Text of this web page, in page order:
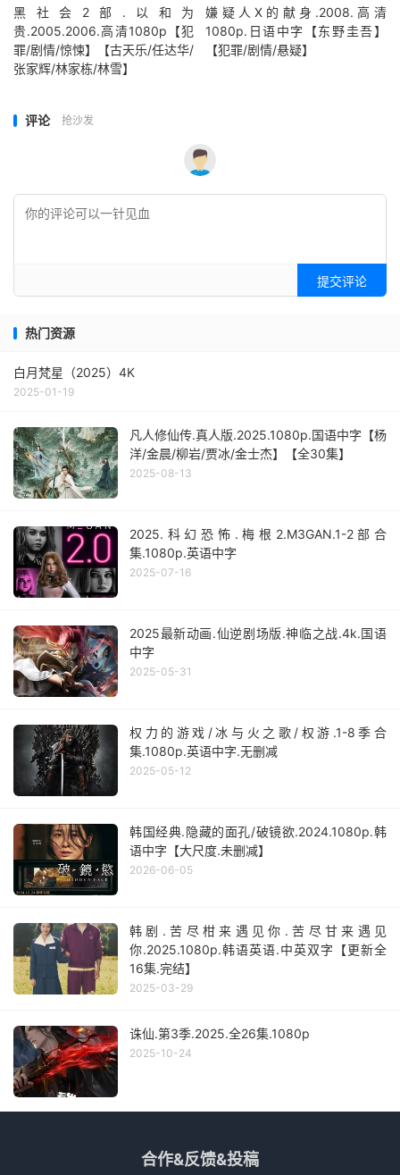
黑社会2部.以和为
贵.2005.2006.高清1080p【犯
罪/剧情/惊悚】【古天乐/任达华/
张家辉/林家栋/林雪】
嫌疑人X的献身.2008.高清
1080p.日语中字【东野圭吾】
【犯罪/剧情/悬疑】
评论 抢沙发
提交评论
热门资源
白月梵星（2025）4K
2025-01-19
凡人修仙传.真人版.2025.1080p.国语中字【杨
洋/金晨/柳岩/贾冰/金士杰】【全30集】
2025-08-13
2025.科幻恐怖.梅根2.M3GAN.1-2部合
集.1080p.英语中字
2025-07-16
2025最新动画.仙逆剧场版.神临之战.4k.国语
中字
2025-05-31
权力的游戏/冰与火之歌/权游.1-8季合
集.1080p.英语中字.无删减
2025-05-12
韩国经典.隐藏的面孔/破镜欲.2024.1080p.韩
语中字【大尺度.未删减】
2026-06-05
韩剧.苦尽柑来遇见你.苦尽甘来遇见
你.2025.1080p.韩语英语.中英双字【更新全
16集.完结】
2025-03-29
诛仙.第3季.2025.全26集.1080p
2025-10-24
合作&反馈&投稿